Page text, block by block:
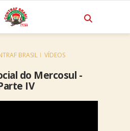
BRASIL VÍDEOS
do Mercosul -
IV